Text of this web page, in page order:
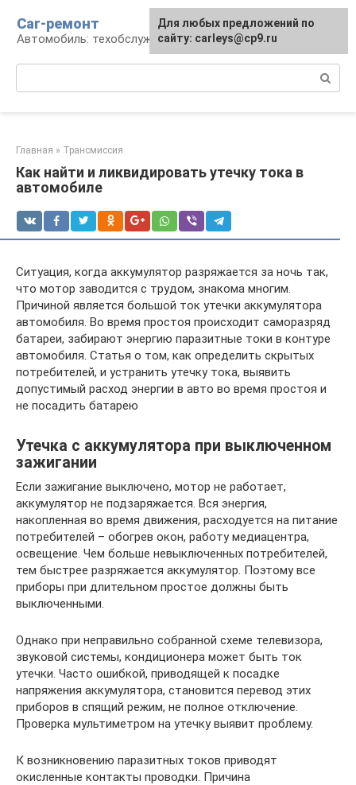
контенту
Car-ремонт
Автомобиль: техобслуживание и ремонт
Главная » Трансмиссия
Как найти и ликвидировать утечку тока в
автомобиле
Ситуация, когда аккумулятор разряжается за ночь так,
что мотор заводится с трудом, знакома многим.
Причиной является большой ток утечки аккумулятора
автомобиля. Во время простоя происходит саморазряд
батареи, забирают энергию паразитные токи в контуре
автомобиля. Статья о том, как определить скрытых
потребителей, и устранить утечку тока, выявить
допустимый расход энергии в авто во время простоя и
не посадить батарею
Утечка с аккумулятора при выключенном
зажигании
Если зажигание выключено, мотор не работает,
аккумулятор не подзаряжается. Вся энергия,
накопленная во время движения, расходуется на питание
потребителей – обогрев окон, работу медиацентра,
освещение. Чем больше невыключенных потребителей,
тем быстрее разряжается аккумулятор. Поэтому все
приборы при длительном простое должны быть
выключенными.
Однако при неправильно собранной схеме телевизора,
звуковой системы, кондиционера может быть ток
утечки. Часто ошибкой, приводящей к посадке
напряжения аккумулятора, становится перевод этих
приборов в спящий режим, не полное отключение.
Проверка мультиметром на утечку выявит проблему.
К возникновению паразитных токов приводят
окисленные контакты проводки. Причина
Для любых предложений по
сайту: carleys@cp9.ru